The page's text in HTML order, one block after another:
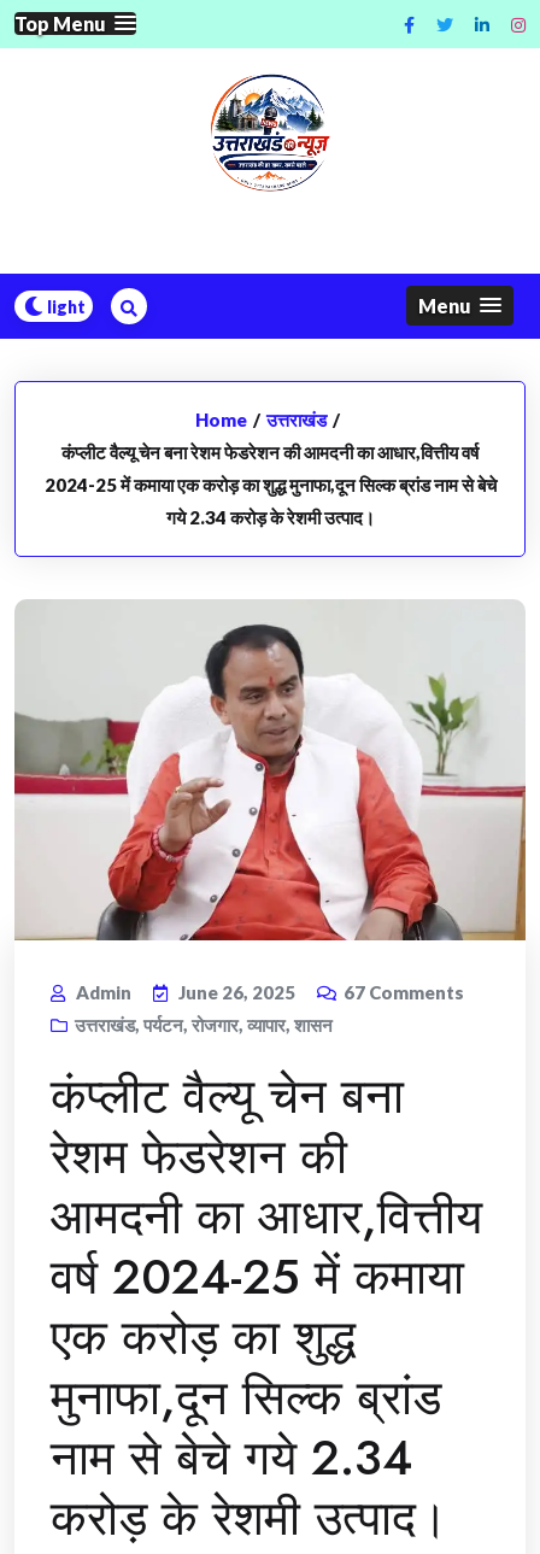
Skip
to
Top Menu
Menu
Home / उत्तराखंड /
कंप्लीट वैल्यू चेन बना रेशम फेडरेशन की आमदनी का आधार,वित्तीय वर्ष
2024-25 में कमाया एक करोड़ का शुद्ध मुनाफा,दून सिल्क ब्रांड नाम से बेचे
गये 2.34 करोड़ के रेशमी उत्पाद।
Admin June 26, 2025 67 Comments
उत्तराखंड, पर्यटन, रोजगार, व्यापार, शासन
कंप्लीट वैल्यू चेन बना
रेशम फेडरेशन की
आमदनी का आधार,वित्तीय
वर्ष 2024-25 में कमाया
एक करोड़ का शुद्ध
मुनाफा,दून सिल्क ब्रांड
नाम से बेचे गये 2.34
करोड़ के रेशमी उत्पाद।